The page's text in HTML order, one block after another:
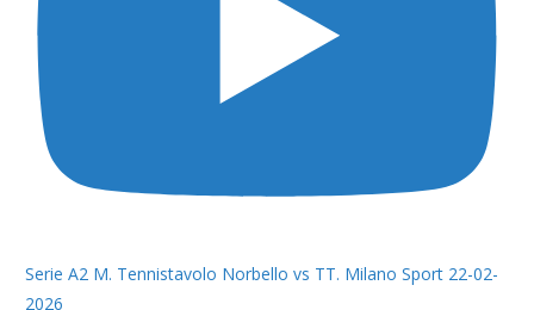
Serie A2 M. Tennistavolo Norbello vs TT. Milano Sport 22-02-
2026